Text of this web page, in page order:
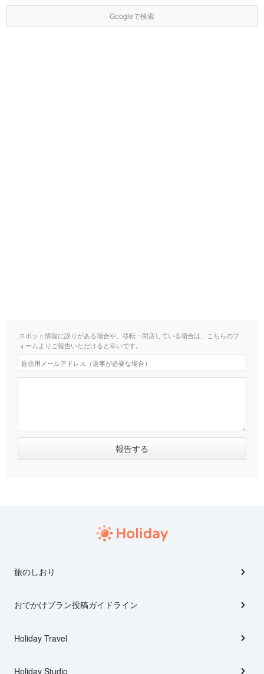
Googleで検索
スポット情報に誤りがある場合や、移転・閉店している場合は、こちらのフ
ォームよりご報告いただけると幸いです。
旅のしおり
おでかけプラン投稿ガイドライン
Holiday Travel
Holiday Studio